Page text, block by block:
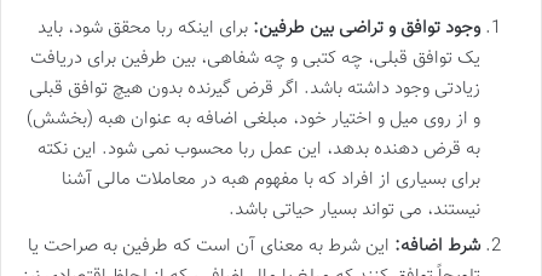
وجود توافق و تراضی بین طرفین: برای اینکه ربا محقق شود، باید
یک توافق قبلی، چه کتبی و چه شفاهی، بین طرفین برای دریافت
زیادتی وجود داشته باشد. اگر قرض گیرنده بدون هیچ توافق قبلی
و از روی میل و اختیار خود، مبلغی اضافه به عنوان هبه (بخشش)
به قرض دهنده بدهد، این عمل ربا محسوب نمی شود. این نکته
برای بسیاری از افراد که با مفهوم هبه در معاملات مالی آشنا
نیستند، می تواند بسیار حیاتی باشد.
شرط اضافه: این شرط به معنای آن است که طرفین به صراحت یا